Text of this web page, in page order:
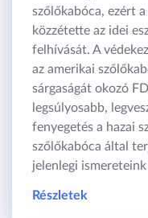
szőlőkabóca, ezért
közzétette az idei
felhívását. A
az amerikai
sárgaságát okozó
legsúlyosabb,
fenyegetés a hazai
szőlőkabóca által
jelenlegi
Részletek